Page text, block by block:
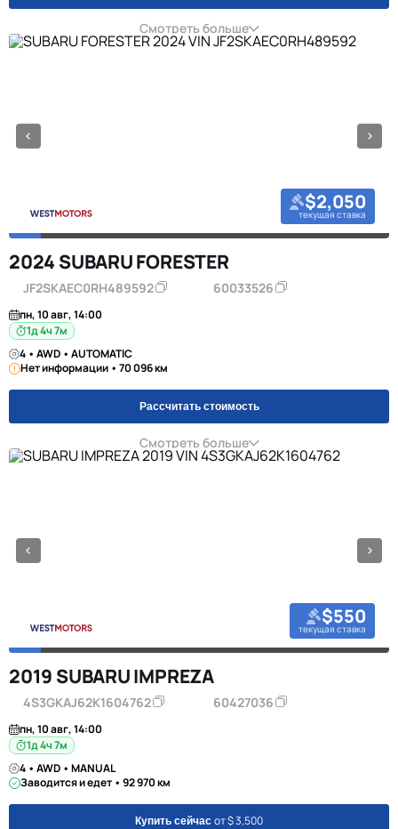
Смотреть больше
$2,050
текущая ставка
2024 SUBARU FORESTER
JF2SKAEC0RH489592 60033526
пн, 10 авг, 14:00
1д 4ч 7м
4 • AWD • AUTOMATIC
Нет информации • 70 096 км
Рассчитать стоимость
Смотреть больше
$550
текущая ставка
2019 SUBARU IMPREZA
4S3GKAJ62K1604762 60427036
пн, 10 авг, 14:00
1д 4ч 7м
4 • AWD • MANUAL
Заводится и едет • 92 970 км
Купить сейчас от $ 3,500